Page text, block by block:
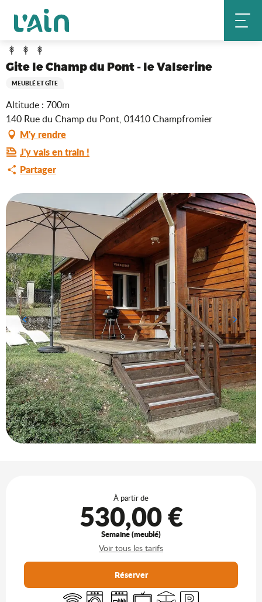
contenu
principal
Accueil Gite le Champ du Pont - le Valserine
Gite le Champ du Pont - le Valserine
MEUBLÉ ET GÎTE
Altitude : 700m
140 Rue du Champ du Pont, 01410 Champfromier
M'y rendre
J'y vais en train !
Partager
À partir de
530,00 €
Semaine (meublé)
Voir tous les tarifs
Réserver
WiFi Lave lingeLave vaisselle
TélévisionTerrasseParking